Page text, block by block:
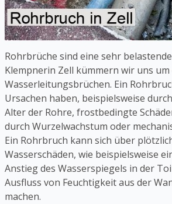
Rohrbrüche sind eine sehr
Klempnerin Zell kümmern wir uns
Wasserleitungsbrüchen. Ein
Ursachen haben, beispielsweise
Alter der Rohre, frostbedingte
durch Wurzelwachstum oder
Ein Rohrbruch kann sich über
Wasserschäden, wie beispielsweise
Anstieg des Wasserspiegels in der
Ausfluss von Feuchtigkeit aus der
machen.